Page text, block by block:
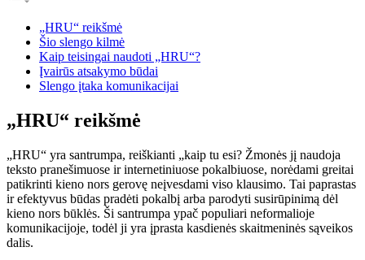
„HRU“ reikšmė
Šio slengo kilmė
Kaip teisingai naudoti „HRU“?
Įvairūs atsakymo būdai
Slengo įtaka komunikacijai
„HRU“ reikšmė
„HRU“ yra santrumpa, reiškianti „kaip tu esi? Žmonės jį naudoja
teksto pranešimuose ir internetiniuose pokalbiuose, norėdami greitai
patikrinti kieno nors gerovę neįvesdami viso klausimo. Tai paprastas
ir efektyvus būdas pradėti pokalbį arba parodyti susirūpinimą dėl
kieno nors būklės. Ši santrumpa ypač populiari neformalioje
komunikacijoje, todėl ji yra įprasta kasdienės skaitmeninės sąveikos
dalis.